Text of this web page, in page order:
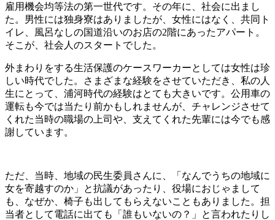
雇用機会均等法の第一世代です。その年に、社会に出まし
た。男性には独身寮はありましたが、女性にはなく、共同ト
イレ、風呂なしの国道沿いのお店の2階にあったアパート。
そこが、社会人のスタートでした。
外まわりをする生活保護のケースワーカーとしては女性は珍
しい時代でした。さまざまな経験をさせていただき、私の人
生にとって、浦河時代の経験はとても大きいです。公用車の
運転も今では当たり前かもしれませんが、チャレンジさせて
くれた当時の職場の上司や、支えてくれた先輩には今でも感
謝しています。
ただ、当時、地域の民生委員さんに、「なんでうちの地域に
女を寄越すのか」と抗議があったり、役場におじゃまして
も、なぜか、椅子も出してもらえないこともありました。担
当者として電話に出ても「誰もいないの？」と言われたりし